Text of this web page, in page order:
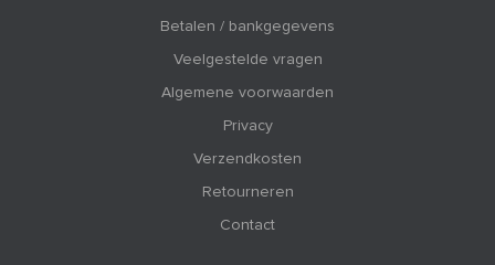
Betalen / bankgegevens
Veelgestelde vragen
Algemene voorwaarden
Privacy
Verzendkosten
Retourneren
Contact